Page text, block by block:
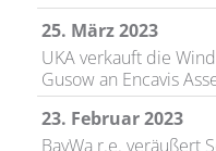
25. März 2023
UKA verkauft die
Gusow an Encavis
23. Februar 2023
BayWa r.e. veräußert